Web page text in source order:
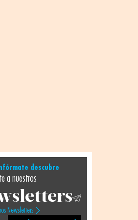
descubre
a nuestros
Newsletters